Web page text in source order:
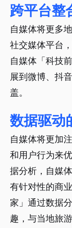
跨平台整
自媒体将更多
社交媒体平台
自媒体「科技
展到微博、抖
盖。
数据驱动
自媒体将更加
和用户行为来
据分析，自媒
有针对性的商
家」通过数据
趣，与当地旅